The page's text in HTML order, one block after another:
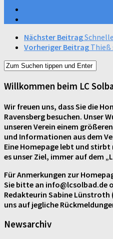
Nächster Beitrag
Vorheriger Beitrag Thieß
Willkommen beim LC
Wir freuen uns, dass Sie die
Ravensberg besuchen. Unser
unseren Verein einem
und Informationen aus dem
Eine Homepage lebt und
es unser Ziel, immer auf dem
Für Anmerkungen zur
Sie bitte an info@lcsolbad.de
Redakteurin Sabine Lünstroth
uns auf jegliche
Newsarchiv